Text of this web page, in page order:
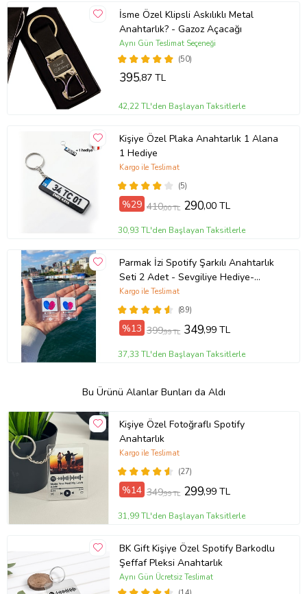
İsme Özel Klipsli Askılıklı Metal
Anahtarlık? - Gazoz Açacağı
(50)
Aynı Gün Teslimat Seçeneği
395,87 TL
42,22 TL'den Başlayan Taksitlerle
Kişiye Özel Plaka Anahtarlık 1 Alana
1 Hediye
(5)
Kargo ile Teslimat
%29 410,00 TL 290,00 TL
30,93 TL'den Başlayan Taksitlerle
Parmak İzi Spotify Şarkılı Anahtarlık
Seti 2 Adet - Sevgiliye Hediye-
Doğum Günü Hediyesi-Sevgililer
Günü Hediyesi(89)
Kargo ile Teslimat
%13 399,99 TL 349,99 TL
37,33 TL'den Başlayan Taksitlerle
Bu Ürünü Alanlar Bunları da Aldı
Kişiye Özel Fotoğraflı Spotify
Anahtarlık
(27)
Kargo ile Teslimat
%14 349,99 TL 299,99 TL
31,99 TL'den Başlayan Taksitlerle
BK Gift Kişiye Özel Spotify Barkodlu
Şeffaf Pleksi Anahtarlık
Aynı Gün Ücretsiz Teslimat